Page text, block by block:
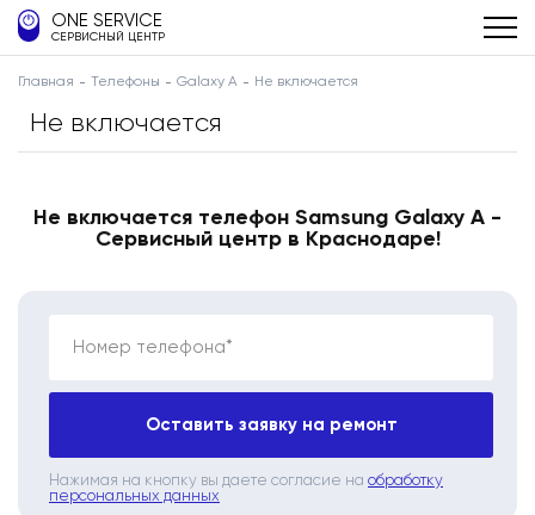
ONE SERVICE
СЕРВИСНЫЙ ЦЕНТР
Главная Телефоны Galaxy A Не включается
Не включается
Не включается телефон Samsung Galaxy A -
Сервисный центр в Краснодаре!
Номер телефона*
Оставить заявку на ремонт
Нажимая на кнопку вы даете согласие на обработку
персональных данных